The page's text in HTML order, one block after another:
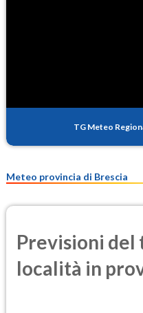
TG Meteo
Meteo provincia di Brescia
Previsioni del
località in